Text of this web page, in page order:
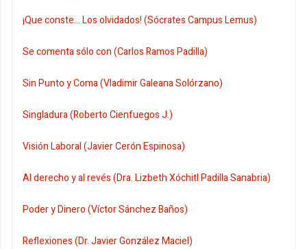
¡Que conste... Los olvidados! (Sócrates Campus Lemus)
Se comenta sólo con (Carlos Ramos Padilla)
Sin Punto y Coma (Vladimir Galeana Solórzano)
Singladura (Roberto Cienfuegos J.)
Visión Laboral (Javier Cerón Espinosa)
Al derecho y al revés (Dra. Lizbeth Xóchitl Padilla Sanabria)
Poder y Dinero (Víctor Sánchez Baños)
Reflexiones (Dr. Javier González Maciel)